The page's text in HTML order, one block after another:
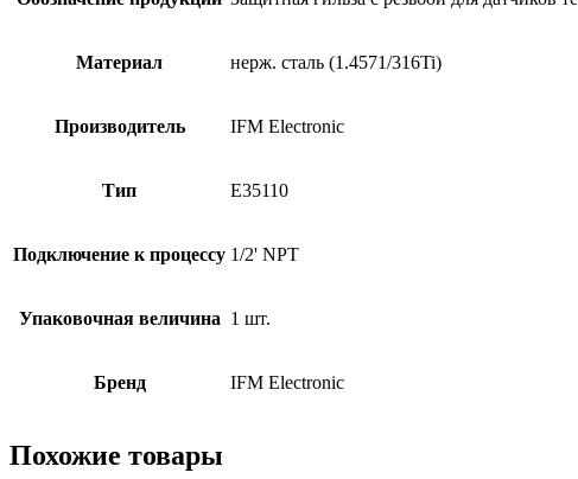
Материал нерж. сталь (1.4571/316Ti)
Производитель IFM Electronic
Тип E35110
Подключение к процессу 1/2' NPT
Упаковочная величина 1 шт.
Бренд IFM Electronic
Похожие товары